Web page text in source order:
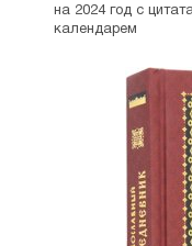
на 2024 год с
календарем